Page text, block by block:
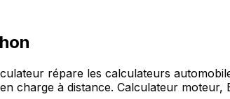
répare les calculateurs
charge à distance. Calculateur